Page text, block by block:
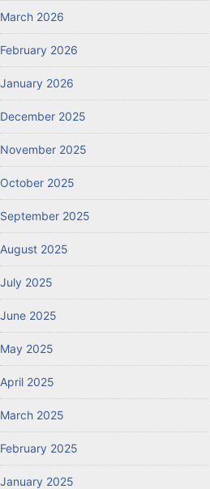
March 2026
February 2026
January 2026
December 2025
November 2025
October 2025
September 2025
August 2025
July 2025
June 2025
May 2025
April 2025
March 2025
February 2025
January 2025